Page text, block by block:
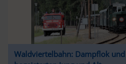
Waldviertelbahn: Dampflok